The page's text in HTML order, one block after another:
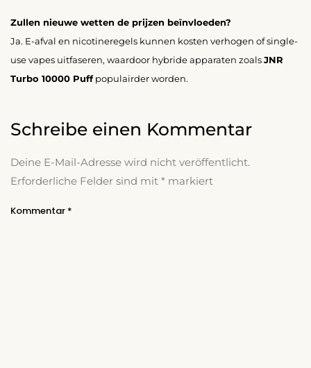
Zullen nieuwe wetten de prijzen beïnvloeden?
Ja. E-afval en nicotineregels kunnen kosten verhogen of single-
use vapes uitfaseren, waardoor hybride apparaten zoalsJNR
Turbo 10000 Puffpopulairder worden.
Schreibe einen Kommentar
Deine E-Mail-Adresse wird nicht veröffentlicht.
Erforderliche Felder sind mit * markiert
Kommentar *